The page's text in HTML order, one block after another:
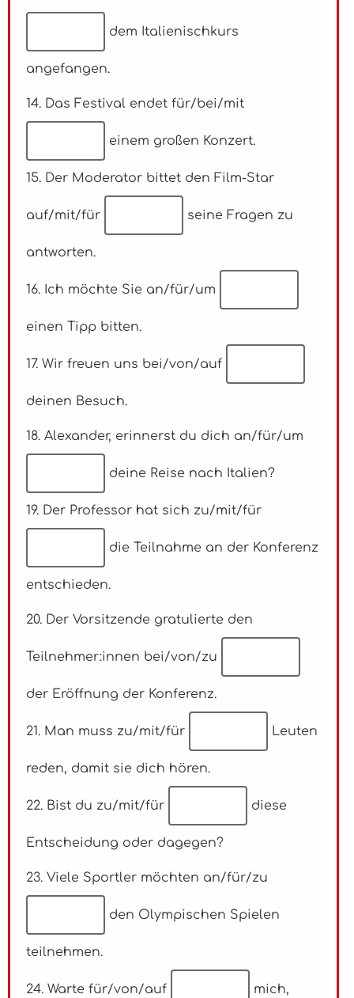
dem Italienischkurs
angefangen.
14. Das Festival endet für/bei/mit
einem großen Konzert.
15. Der Moderator bittet den Film-Star
auf/mit/für seine Fragen zu
antworten.
16. Ich möchte Sie an/für/um
einen Tipp bitten.
17. Wir freuen uns bei/von/auf
deinen Besuch.
18. Alexander, erinnerst du dich an/für/um
deine Reise nach Italien?
19. Der Professor hat sich zu/mit/für
die Teilnahme an der Konferenz
entschieden.
20. Der Vorsitzende gratulierte den
Teilnehmer:innen bei/von/zu
der Eröffnung der Konferenz.
21. Man muss zu/mit/für Leuten
reden, damit sie dich hören.
22. Bist du zu/mit/für diese
Entscheidung oder dagegen?
23. Viele Sportler möchten an/für/zu
den Olympischen Spielen
teilnehmen.
24. Warte für/von/auf mich,